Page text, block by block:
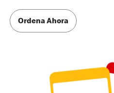
Ordena Ahora